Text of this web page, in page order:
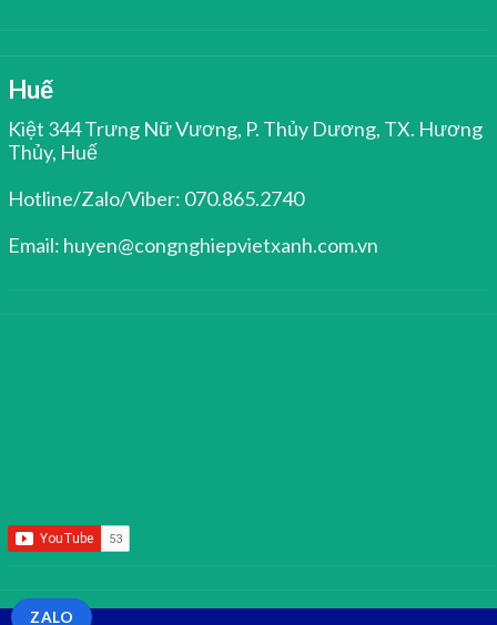
Huế
Kiệt 344 Trưng Nữ Vương, P. Thủy Dương, TX. Hương
Thủy, Huế
Hotline/Zalo/Viber: 070.865.2740
Email: huyen@congnghiepvietxanh.com.vn
ZALO